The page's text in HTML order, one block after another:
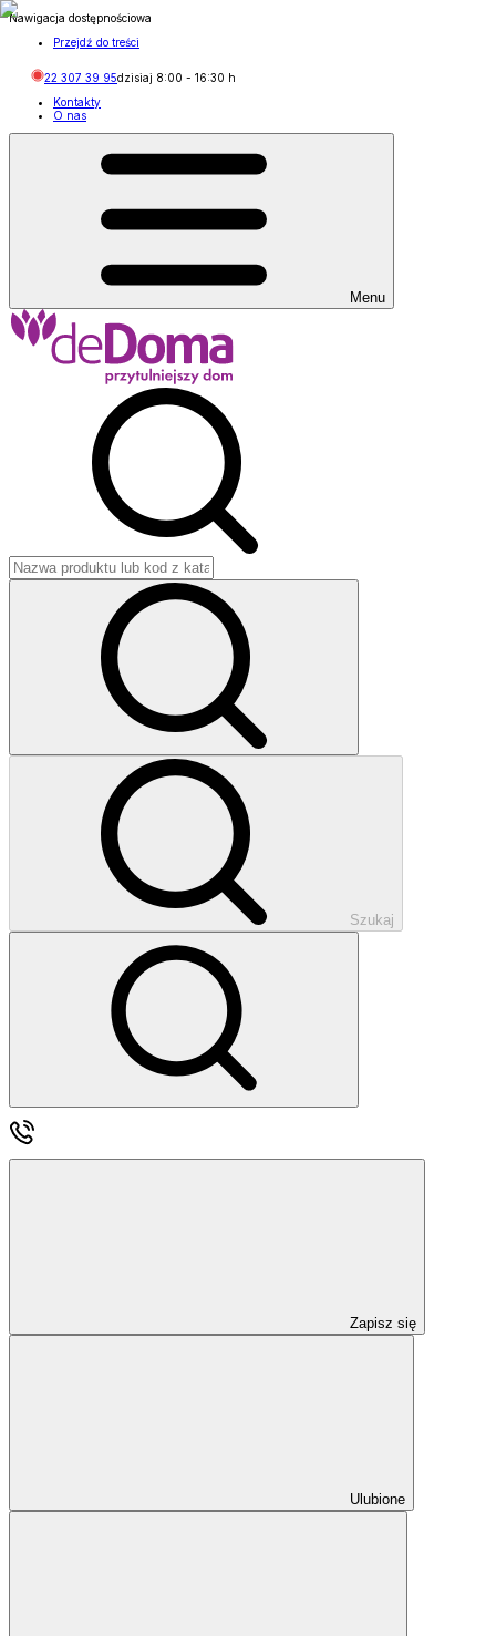
Nawigacja dostępnościowa
Przejdź do treści
22 307 39 95dzisiaj 8:00 - 16:30 h
Kontakty
O nas
Menu
Szukaj
Zapisz się
Ulubione